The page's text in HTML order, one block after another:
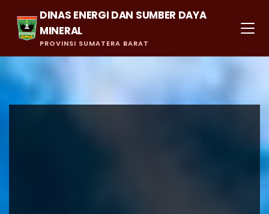
DINAS ENERGI DAN SUMBER DAYA
MINERAL
PROVINSI SUMATERA BARAT